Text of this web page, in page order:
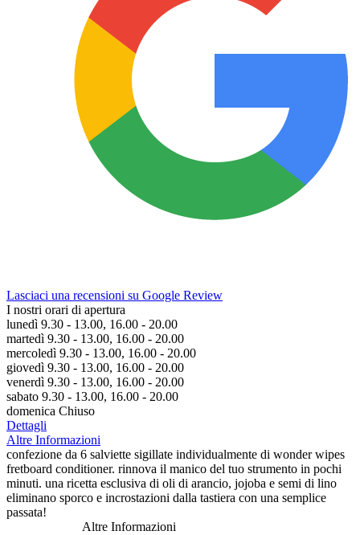
Lasciaci una recensioni su Google Review
I nostri orari di apertura
lunedì 9.30 - 13.00, 16.00 - 20.00
martedì 9.30 - 13.00, 16.00 - 20.00
mercoledì 9.30 - 13.00, 16.00 - 20.00
giovedì 9.30 - 13.00, 16.00 - 20.00
venerdì 9.30 - 13.00, 16.00 - 20.00
sabato 9.30 - 13.00, 16.00 - 20.00
domenica Chiuso
Dettagli
Altre Informazioni
confezione da 6 salviette sigillate individualmente di wonder wipes
fretboard conditioner. rinnova il manico del tuo strumento in pochi
minuti. una ricetta esclusiva di oli di arancio, jojoba e semi di lino
eliminano sporco e incrostazioni dalla tastiera con una semplice
passata!
Altre Informazioni